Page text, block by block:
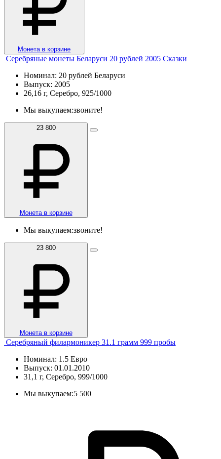
Монета в корзине
Серебряные монеты Беларуси 20 рублей 2005 Сказки
Номинал: 20 рублей Беларуси
Выпуск: 2005
26,16 г, Серебро, 925/1000
Мы выкупаем:звоните!
23 800
Монета в корзине
Мы выкупаем:звоните!
23 800
Монета в корзине
Серебряный филармоникер 31.1 грамм 999 пробы
Номинал: 1.5 Евро
Выпуск: 01.01.2010
31,1 г, Серебро, 999/1000
Мы выкупаем:5 500